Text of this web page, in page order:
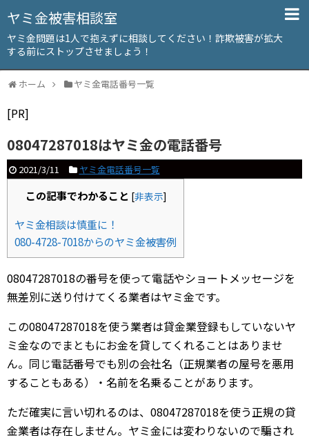
ヤミ金被害相談室
ヤミ金問題は1人で抱えずに相談してください！詐欺被害が拡大
する前にストップさせましょう！
ホーム ヤミ金電話番号一覧
[PR]
08047287018はヤミ金の電話番号
2021/3/11 ヤミ金電話番号一覧
この記事でわかること [非表示]
ヤミ金相談は慎重に！
080-4728-7018からのヤミ金被害例
08047287018の番号を使って電話やショートメッセージを
無差別に送り付けてくる業者はヤミ金です。
この08047287018を使う業者は貸金業登録もしていないヤ
ミ金なのでまともにお金を貸してくれることはありませ
ん。同じ電話番号でも別の会社名（正規業者の屋号を悪用
することもある）・名前を名乗ることがあります。
ただ確実に言い切れるのは、08047287018を使う正規の貸
金業者は存在しません。ヤミ金には変わりないので騙され